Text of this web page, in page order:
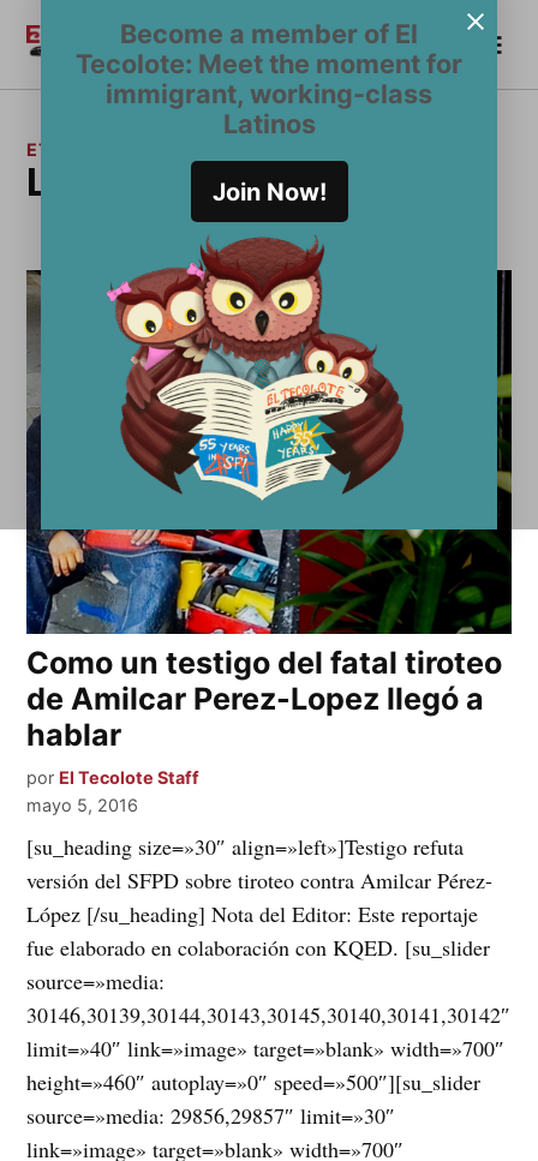
Become a member of El
Tecolote: Meet the moment for
immigrant, working-class
Latinos
Join Now!
contenido
El
Tecolote
Become a Member
ETIQUETA:
Lt. Daniel Dedet
Como un testigo del fatal tiroteo
de Amilcar Perez-Lopez llegó a
hablar
por El Tecolote Staff
mayo 5, 2016
[su_heading size=»30″ align=»left»]Testigo refuta
versión del SFPD sobre tiroteo contra Amilcar Pérez-
López [/su_heading] Nota del Editor: Este reportaje
fue elaborado en colaboración con KQED. [su_slider
source=»media:
30146,30139,30144,30143,30145,30140,30141,30142″
limit=»40″ link=»image» target=»blank» width=»700″
height=»460″ autoplay=»0″ speed=»500″][su_slider
source=»media: 29856,29857″ limit=»30″
link=»image» target=»blank» width=»700″